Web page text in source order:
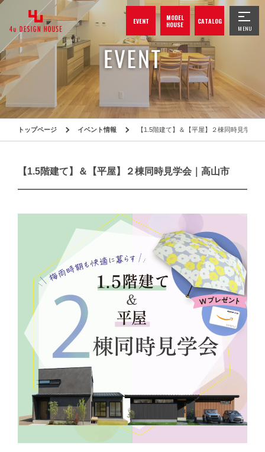
EVENT
MODEL
HOUSE
CATALOG
トップページ イベント情報 【1.5階建て】＆【平屋】２棟同時見学会
【1.5階建て】＆【平屋】２棟同時見学会｜高山市